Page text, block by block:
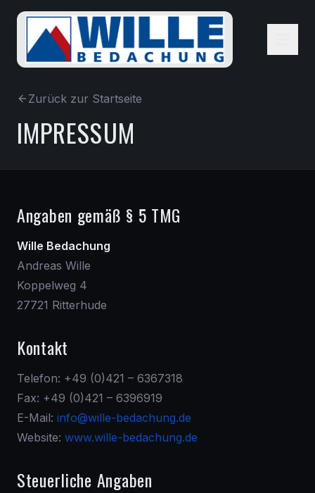
Zurück zur Startseite
IMPRESSUM
Angaben gemäß § 5 TMG
Wille Bedachung
Andreas Wille
Koppelweg 4
27721 Ritterhude
Kontakt
Telefon: +49 (0)421 – 6367318
Fax: +49 (0)421 – 6396919
E-Mail: info@wille-bedachung.de
Website: www.wille-bedachung.de
Steuerliche Angaben